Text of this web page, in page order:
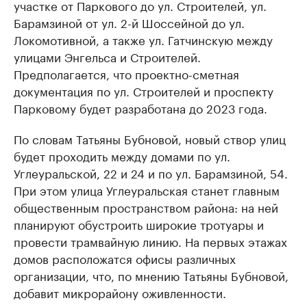
участке от Паркового до ул. Строителей, ул.
Барамзиной от ул. 2-й Шоссейной до ул.
Локомотивной, а также ул. Гатчинскую между
улицами Энгельса и Строителей.
Предполагается, что проектно-сметная
документация по ул. Строителей и проспекту
Парковому будет разработана до 2023 года.
По словам Татьяны Бубновой, новый створ улиц
будет проходить между домами по ул.
Углеуральской, 22 и 24 и по ул. Барамзиной, 54.
При этом улица Углеуральская станет главным
общественным пространством района: на ней
планируют обустроить широкие тротуары и
провести трамвайную линию. На первых этажах
домов расположатся офисы различных
организации, что, по мнению Татьяны Бубновой,
добавит микрорайону оживленности.